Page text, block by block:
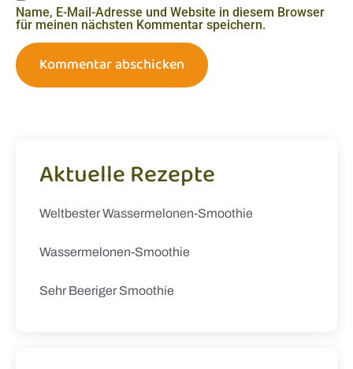
Name, E-Mail-Adresse und Website in diesem Browser
für meinen nächsten Kommentar speichern.
Aktuelle Rezepte
Weltbester Wassermelonen-Smoothie
Wassermelonen-Smoothie
Sehr Beeriger Smoothie